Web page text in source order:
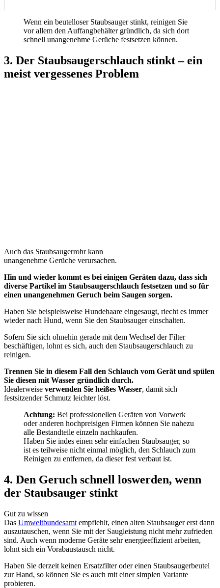
Wenn ein beutelloser Staubsauger stinkt, reinigen Sie
vor allem den Auffangbehälter gründlich, da sich dort
schnell unangenehme Gerüche festsetzen können.
3. Der Staubsaugerschlauch stinkt – ein
meist vergessenes Problem
Auch das Staubsaugerrohr kann
unangenehme Gerüche verursachen.
Hin und wieder kommt es bei einigen Geräten dazu, dass sich
diverse Partikel im Staubsaugerschlauch festsetzen und so für
einen unangenehmen Geruch beim Saugen sorgen.
Haben Sie beispielsweise Hundehaare eingesaugt, riecht es immer
wieder nach Hund, wenn Sie den Staubsauger einschalten.
Sofern Sie sich ohnehin gerade mit dem Wechsel der Filter
beschäftigen, lohnt es sich, auch den Staubsaugerschlauch zu
reinigen.
Trennen Sie in diesem Fall den Schlauch vom Gerät und spülen
Sie diesen mit Wasser gründlich durch.
Idealerweise verwenden Sie heißes Wasser, damit sich
festsitzender Schmutz leichter löst.
Achtung: Bei professionellen Geräten von Vorwerk
oder anderen hochpreisigen Firmen können Sie nahezu
alle Bestandteile einzeln nachkaufen.
Haben Sie indes einen sehr einfachen Staubsauger, so
ist es teilweise nicht einmal möglich, den Schlauch zum
Reinigen zu entfernen, da dieser fest verbaut ist.
4. Den Geruch schnell loswerden, wenn
der Staubsauger stinkt
Gut zu wissen
Das Umweltbundesamt empfiehlt, einen alten Staubsauger erst dann
auszutauschen, wenn Sie mit der Saugleistung nicht mehr zufrieden
sind. Auch wenn moderne Geräte sehr energieeffizient arbeiten,
lohnt sich ein Vorabaustausch nicht.
Haben Sie derzeit keinen Ersatzfilter oder einen Staubsaugerbeutel
zur Hand, so können Sie es auch mit einer simplen Variante
probieren.